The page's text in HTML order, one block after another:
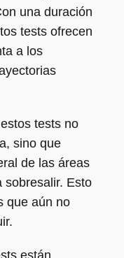
una duración
tests ofrecen
a los
tests no
sino que
de las áreas
sobresalir. Esto
que aún no
están